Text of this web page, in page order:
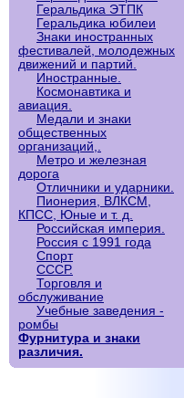
Геральдика ЭТПК
Геральдика юбилеи
Знаки иностранных
фестивалей, молодежных
движений и партий.
Иностранные.
Космонавтика и
авиация.
Медали и знаки
общественных
организаций,.
Метро и железная
дорога
Отличники и ударники.
Пионерия, ВЛКСМ,
КПСС, Юные и т. д.
Российская империя.
Россия с 1991 года
Спорт
СССР.
Торговля и
обслуживание
Учебные заведения -
ромбы
Фурнитура и знаки
различия.